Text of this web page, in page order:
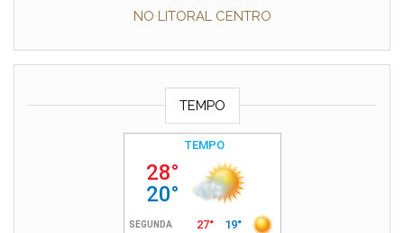
NO LITORAL CENTRO
TEMPO